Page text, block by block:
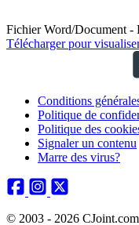
Fichier Word/Document -
Télécharger pour
Conditions
Politique de
Politique des
Signaler un contenu
Marre des virus?
© 2003 - 2026 CJoint.com